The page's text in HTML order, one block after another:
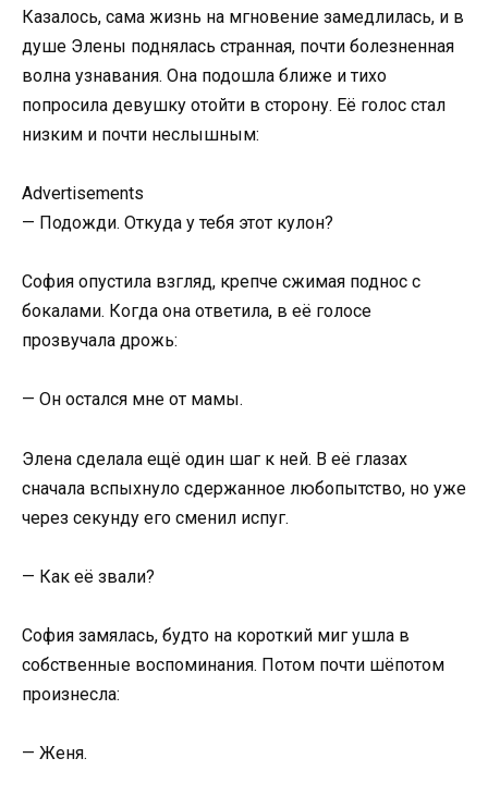
Казалось, сама жизнь на мгновение замедлилась, и в
душе Элены поднялась странная, почти болезненная
волна узнавания. Она подошла ближе и тихо
попросила девушку отойти в сторону. Её голос стал
низким и почти неслышным:
Advertisements
— Подожди. Откуда у тебя этот кулон?
София опустила взгляд, крепче сжимая поднос с
бокалами. Когда она ответила, в её голосе
прозвучала дрожь:
— Он остался мне от мамы.
Элена сделала ещё один шаг к ней. В её глазах
сначала вспыхнуло сдержанное любопытство, но уже
через секунду его сменил испуг.
— Как её звали?
София замялась, будто на короткий миг ушла в
собственные воспоминания. Потом почти шёпотом
произнесла:
— Женя.